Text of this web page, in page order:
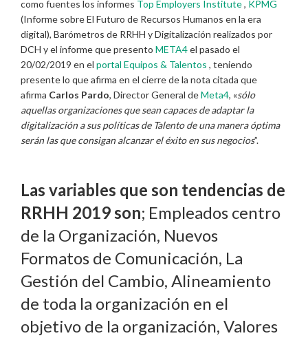
como fuentes los informes Top Employers Institute, KPMG
(Informe sobre El Futuro de Recursos Humanos en la era
digital), Barómetros de RRHH y Digitalización realizados por
DCH y el informe que presento META4el pasado el
20/02/2019 en el portal Equipos & Talentos , teniendo
presente lo que afirma en el cierre de la nota citada que
afirma Carlos Pardo, Director General deMeta4, «sólo
aquellas organizaciones que sean capaces de adaptar la
digitalización a sus políticas de Talento de una manera óptima
serán las que consigan alcanzar el éxito en sus negocios”.
Las variables que son tendencias de
RRHH 2019 son; Empleados centro
de la Organización, Nuevos
Formatos de Comunicación, La
Gestión del Cambio, Alineamiento
de toda la organización en el
objetivo de la organización, Valores